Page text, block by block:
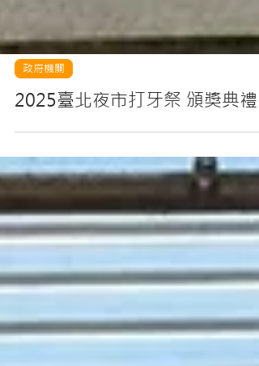
政府機關
2025臺北夜市打牙祭 頒獎典禮